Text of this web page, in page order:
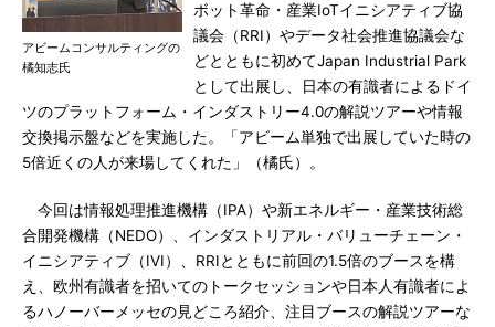
アビームコンサルティングの
橘知志氏
ボット革命・産業IoTイニシアティブ協
議会（RRI）やデータ社会推進協議会な
どとともに初めてJapan Industrial Park
として出展し、日本の有識者によるドイ
ツのプラットフォーム・インダストリー4.0の解説ツアーや情報
交換掲示盤などを実施した。「アビーム単独で出展していた時の
5倍近くの人が来場してくれた」（橘氏）。
今回は情報処理推進機構（IPA）や新エネルギー・産業技術総
合開発機構（NEDO）、インダストリアル・バリューチェーン・
イニシアティブ（IVI）、RRIとともに前回の1.5倍のブースを構
え、欧州有識者を招いてのトークセッションや日本人有識者によ
るハノーバーメッセの見どころ紹介、注目ブースの解説ツアーな